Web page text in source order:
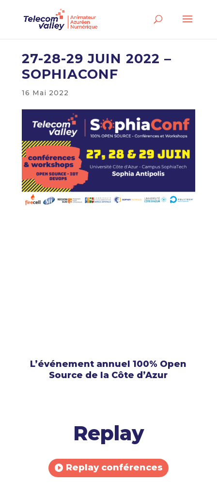
27-28-29 JUIN 2022 –
SOPHIACONF
16 Mai 2022
L’événement annuel 100% Open
Source de la Côte d’Azur
Replay
Replay conférences